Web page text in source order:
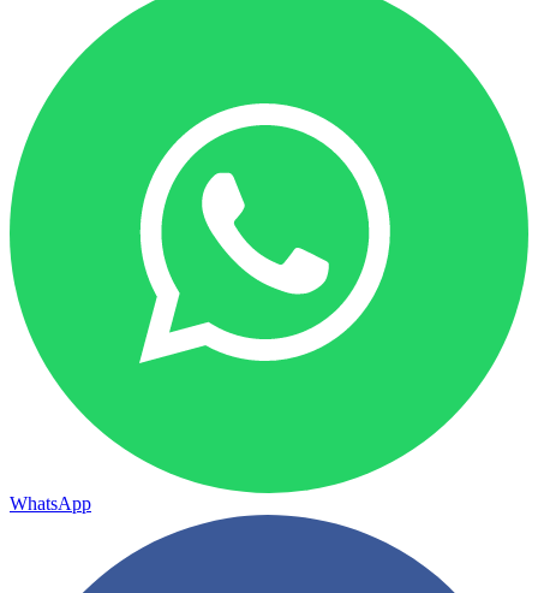
WhatsApp